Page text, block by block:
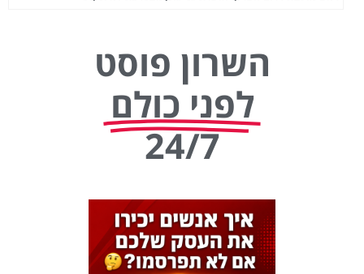
השרון פוסט
לפני כולם
24/7